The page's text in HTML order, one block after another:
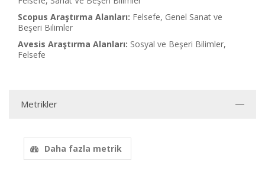
Scopus Araştırma Alanları: Felsefe, Genel Sanat ve
Beşeri Bilimler
Avesis Araştırma Alanları: Sosyal ve Beşeri Bilimler,
Felsefe
Metrikler
Daha fazla metrik